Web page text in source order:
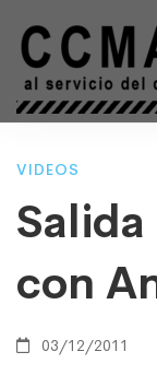
con
VIDEOS
con
03/12/2011